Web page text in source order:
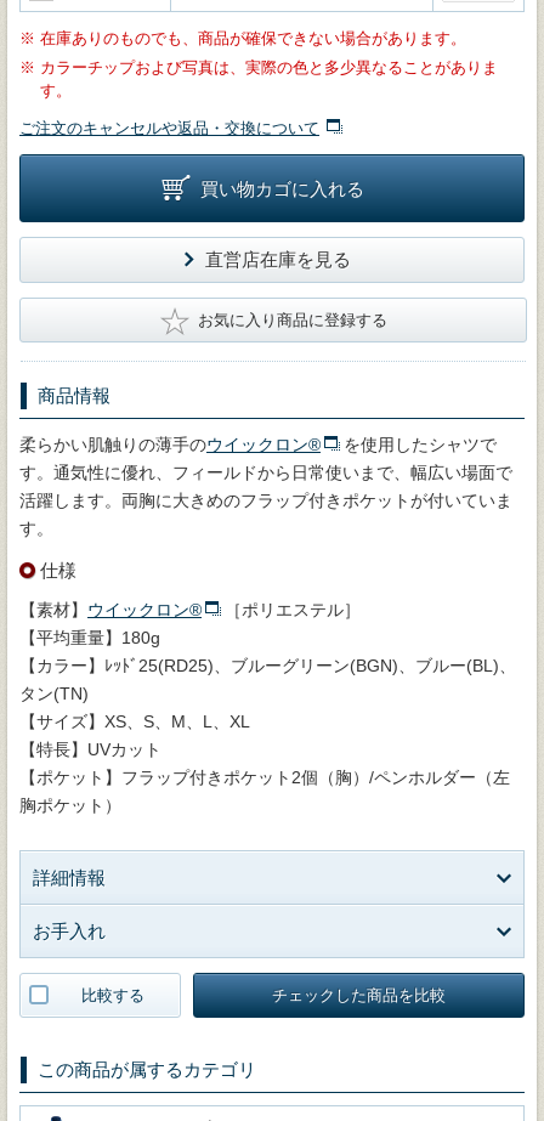
※ 在庫ありのものでも、商品が確保できない場合があります。
※ カラーチップおよび写真は、実際の色と多少異なることがありま
す。
ご注文のキャンセルや返品・交換について
買い物カゴに入れる
直営店在庫を見る
★ お気に入り商品に登録する
商品情報
柔らかい肌触りの薄手のウイックロン®
を使用したシャツで
す。通気性に優れ、フィールドから日常使いまで、幅広い場面で
活躍します。両胸に大きめのフラップ付きポケットが付いていま
す。
仕様
【素材】 ウイックロン®
［ポリエステル］
【平均重量】180g
【カラー】ﾚｯﾄﾞ25(RD25)、ブルーグリーン(BGN)、ブルー(BL)、
タン(TN)
【サイズ】XS、S、M、L、XL
【特長】UVカット
【ポケット】フラップ付きポケット2個（胸）/ペンホルダー（左
胸ポケット）
詳細情報
お手入れ
比較する チェックした商品を比較
この商品が属するカテゴリ